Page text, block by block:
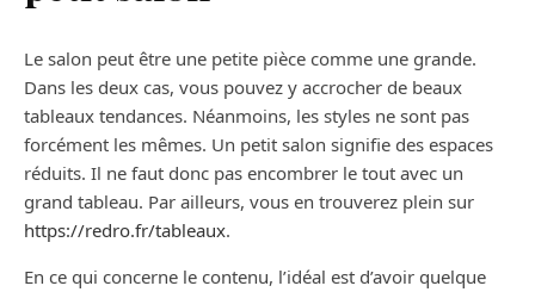
Le salon peut être une petite pièce comme une grande.
Dans les deux cas, vous pouvez y accrocher de beaux
tableaux tendances. Néanmoins, les styles ne sont pas
forcément les mêmes. Un petit salon signifie des espaces
réduits. Il ne faut donc pas encombrer le tout avec un
grand tableau. Par ailleurs, vous en trouverez plein sur
https://redro.fr/tableaux.
En ce qui concerne le contenu, l’idéal est d’avoir quelque